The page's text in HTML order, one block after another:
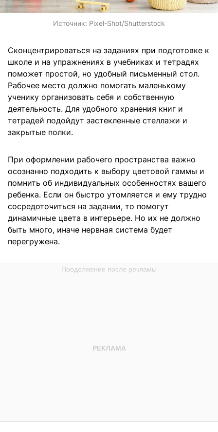
Источник: Pixel-Shot/Shutterstock
Сконцентрироваться на заданиях при подготовке к
школе и на упражнениях в учебниках и тетрадях
поможет простой, но удобный письменный стол.
Рабочее место должно помогать маленькому
ученику организовать себя и собственную
деятельность. Для удобного хранения книг и
тетрадей подойдут застекленные стеллажи и
закрытые полки.
При оформлении рабочего пространства важно
осознанно подходить к выбору цветовой гаммы и
помнить об индивидуальных особенностях вашего
ребенка. Если он быстро утомляется и ему трудно
сосредоточиться на задании, то помогут
динамичные цвета в интерьере. Но их не должно
быть много, иначе нервная система будет
перегружена.